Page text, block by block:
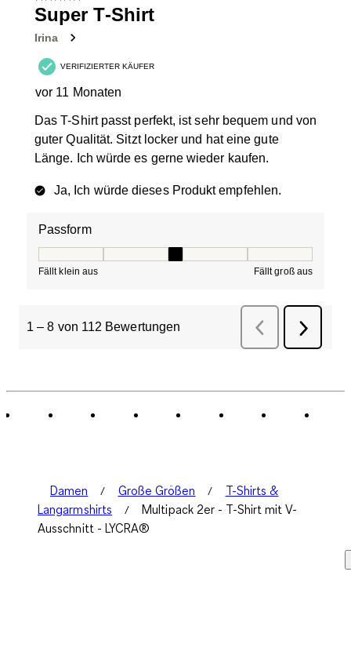
Super T-Shirt
Irina
VERIFIZIERTER KÄUFER
vor 11 Monaten
Das T-Shirt passt perfekt, ist sehr bequem und von
guter Qualität. Sitzt locker und hat eine gute
Länge. Ich würde es gerne wieder kaufen.
Ja, Ich würde dieses Produkt empfehlen.
Passform
Fällt klein aus Fällt groß aus
1 – 8 von 112 Bewertungen Zurück Bewertungen
Weiter
Damen Große Größen
T-Shirts &
Langarmshirts
Multipack 2er - T-Shirt mit V-
Ausschnitt - LYCRA®